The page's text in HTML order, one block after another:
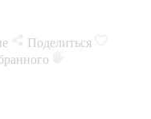
Поделиться